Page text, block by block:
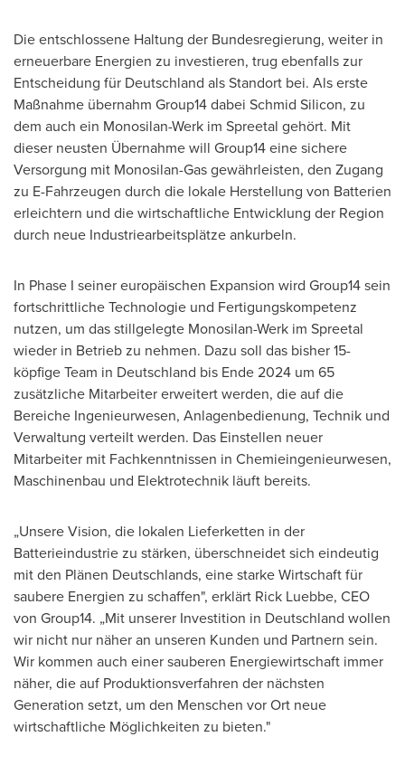
Die entschlossene Haltung der Bundesregierung, weiter in
erneuerbare Energien zu investieren, trug ebenfalls zur
Entscheidung für Deutschland als Standort bei. Als erste
Maßnahme übernahm Group14 dabei Schmid Silicon, zu
dem auch ein Monosilan-Werk im Spreetal gehört. Mit
dieser neusten Übernahme will Group14 eine sichere
Versorgung mit Monosilan-Gas gewährleisten, den Zugang
zu E-Fahrzeugen durch die lokale Herstellung von Batterien
erleichtern und die wirtschaftliche Entwicklung der Region
durch neue Industriearbeitsplätze ankurbeln.
In Phase I seiner europäischen Expansion wird Group14 sein
fortschrittliche Technologie und Fertigungskompetenz
nutzen, um das stillgelegte Monosilan-Werk im Spreetal
wieder in Betrieb zu nehmen. Dazu soll das bisher 15-
köpfige Team in Deutschland bis Ende 2024 um 65
zusätzliche Mitarbeiter erweitert werden, die auf die
Bereiche Ingenieurwesen, Anlagenbedienung, Technik und
Verwaltung verteilt werden. Das Einstellen neuer
Mitarbeiter mit Fachkenntnissen in Chemieingenieurwesen,
Maschinenbau und Elektrotechnik läuft bereits.
„Unsere Vision, die lokalen Lieferketten in der
Batterieindustrie zu stärken, überschneidet sich eindeutig
mit den Plänen Deutschlands, eine starke Wirtschaft für
saubere Energien zu schaffen", erklärt Rick Luebbe, CEO
von Group14. „Mit unserer Investition in Deutschland wollen
wir nicht nur näher an unseren Kunden und Partnern sein.
Wir kommen auch einer sauberen Energiewirtschaft immer
näher, die auf Produktionsverfahren der nächsten
Generation setzt, um den Menschen vor Ort neue
wirtschaftliche Möglichkeiten zu bieten."